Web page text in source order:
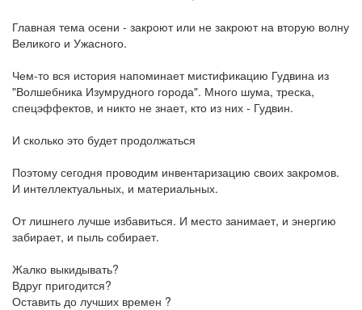
Главная тема осени - закроют или не закроют на вторую волну
Великого и Ужасного.
Чем-то вся история напоминает мистификацию Гудвина из
"Волшебника Изумрудного города". Много шума, треска,
спецэффектов, и никто не знает, кто из них - Гудвин.
И сколько это будет продолжаться
Поэтому сегодня проводим инвентаризацию своих закромов.
И интеллектуальных, и материальных.
От лишнего лучше избавиться. И место занимает, и энергию
забирает, и пыль собирает.
Жалко выкидывать?
Вдруг пригодится?
Оставить до лучших времен ?